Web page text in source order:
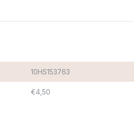
10HS153763
€4,50